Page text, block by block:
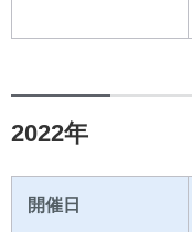
2022年
開催日